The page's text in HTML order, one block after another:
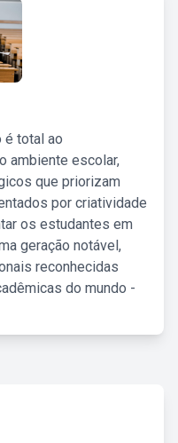
é total ao
ambiente escolar,
que priorizam
por criatividade
os estudantes em
geração notável,
reconhecidas
do mundo -